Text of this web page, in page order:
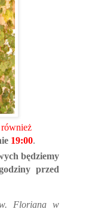
również
19:00.
będziemy
przed
Florianaw